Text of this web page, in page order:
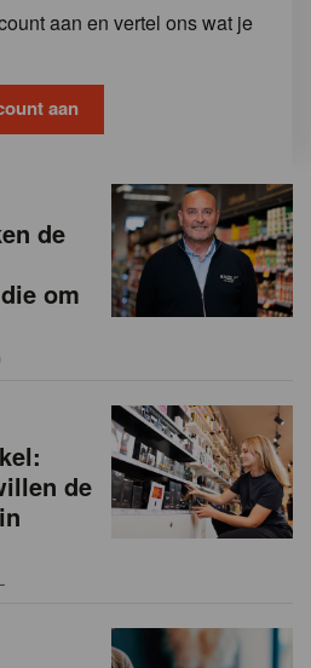
aan en vertel ons wat je
aan
de
om
de